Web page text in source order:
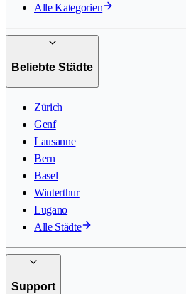
Alle Kategorien
Beliebte Städte
Zürich
Genf
Lausanne
Bern
Basel
Winterthur
Lugano
Alle Städte
Support